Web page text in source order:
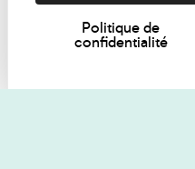
Politique de
confidentialité